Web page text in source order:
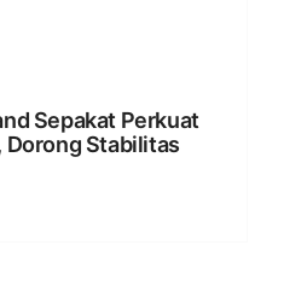
Sepakat Perkuat
Dorong Stabilitas